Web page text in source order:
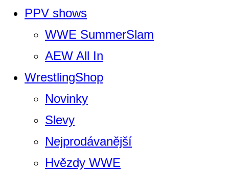
PPV shows
WWE SummerSlam
AEW All In
WrestlingShop
Novinky
Slevy
Nejprodávanější
Hvězdy WWE